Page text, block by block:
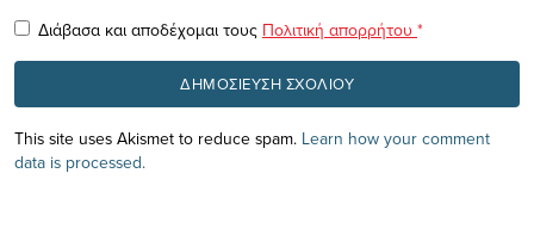
Διάβασα και αποδέχομαι τους Πολιτική απορρήτου *
This site uses Akismet to reduce spam. Learn how your comment
data is processed.